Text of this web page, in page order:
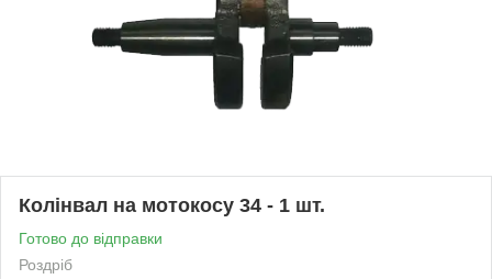
Колінвал на мотокосу 34 - 1 шт.
Готово до відправки
Роздріб